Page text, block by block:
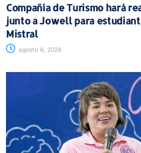
Compañía de Turismo hará
junto a Jowell para
Mistral
agosto 6, 2026